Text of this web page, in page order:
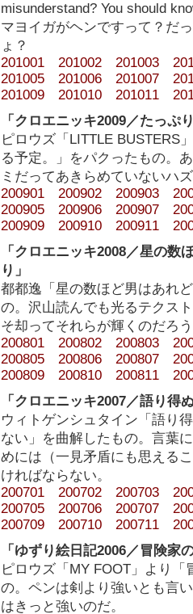
misunderstand? You should
マヨイガがヘンですって？だ
ょ？
201001
201002 201003
201005
201006 201007
201009
201010 201011
「クロエニッキ2009／たっぷ
ピロウズ「LITTLE BUSTERS
る予定。」をパクったもの。
ミだってあきらめていないハ
200901
200902 200903
200905
200906 200907
200909
200910 200911
「クロエニッキ2008／星の数
り」
都都逸「星の数ほど男はあれ
の。沢山読んでも光るテクス
そ却ってそれらが輝くのだろ
200801
200802 200803
200805
200806 200807
200809
200810 200811
「クロエニッキ2007／語り得
ウィトゲンシュタイン「語り
ない」を曲解したもの。言葉
めには（一見矛盾にも思える
ければならない。
200701
200702 200703
200705
200706 200707
200709
200710 200711
「ゆずり絵日記2006／冒険家
ピロウズ「MY FOOT」より
の。ペンは剣より強いとも言
はきっと強いのだ。